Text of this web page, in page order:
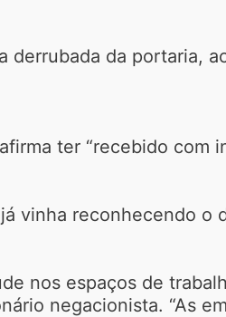
derrubada da portaria,
ter “recebido com
vinha reconhecendo o
nos espaços de
negacionista. “As